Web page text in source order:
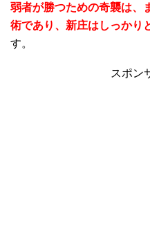
弱者が勝つための奇襲は、
術であり、新庄はしっかり
す。
スポン